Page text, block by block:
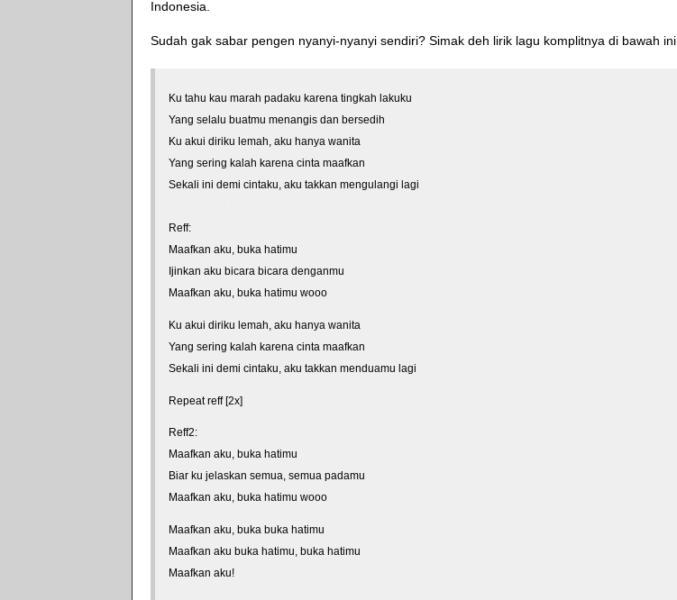
Indonesia
Sudah gak sabar pengen nyanyi-nyanyi sendiri? Simak deh lirik lagu komplitnya di bawah ini.
Ku tahu kau marah padaku karena tingkah lakuku
Yang selalu buatmu menangis dan bersedih
Ku akui diriku lemah, aku hanya wanita
Yang sering kalah karena cinta maafkan
Sekali ini demi cintaku, aku takkan mengulangi lagi
Reff:
Maafkan aku, buka hatimu
Ijinkan aku bicara bicara denganmu
Maafkan aku, buka hatimu wooo
Ku akui diriku lemah, aku hanya wanita
Yang sering kalah karena cinta maafkan
Sekali ini demi cintaku, aku takkan menduamu lagi
Repeat reff [2x]
Reff2:
Maafkan aku, buka hatimu
Biar ku jelaskan semua, semua padamu
Maafkan aku, buka hatimu wooo
Maafkan aku, buka buka hatimu
Maafkan aku buka hatimu, buka hatimu
Maafkan aku!